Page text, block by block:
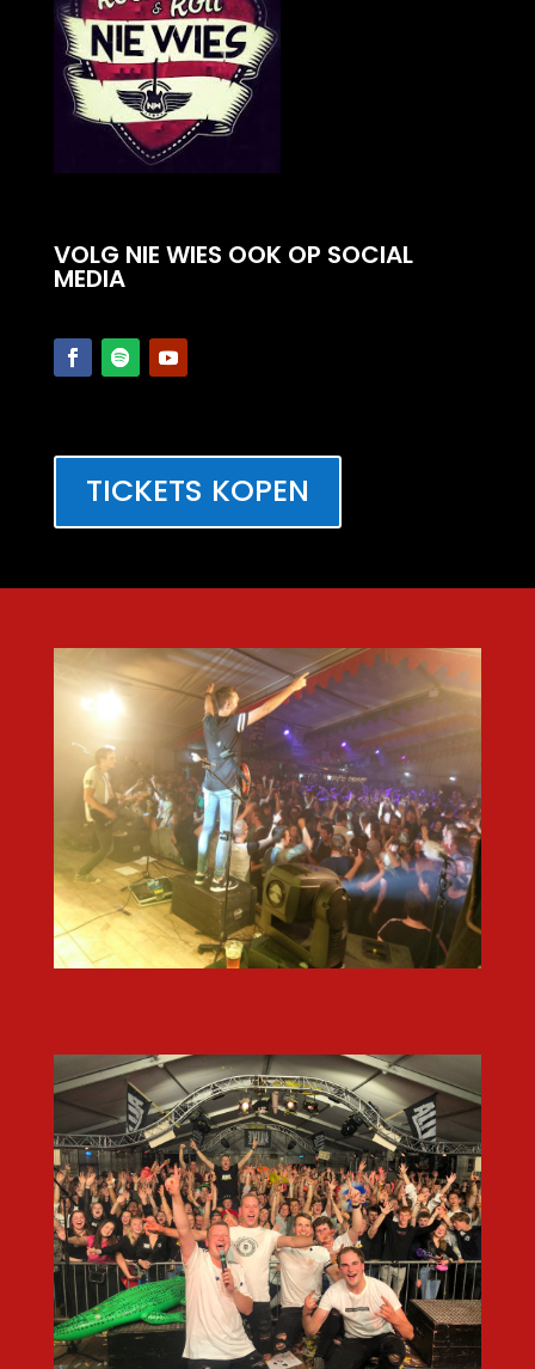
VOLG NIE WIES OOK OP SOCIAL
MEDIA
TICKETS KOPEN